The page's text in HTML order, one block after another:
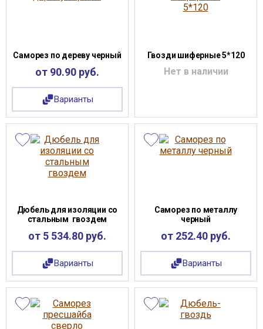
Саморез по дереву черный
от 90.90 руб.
Варианты
Гвозди шиферные 5*120
Нет в наличии
Дюбель для изоляции со
стальным гвоздем
от 5 534.80 руб.
Варианты
Саморез по металлу
черный
от 252.40 руб.
Варианты